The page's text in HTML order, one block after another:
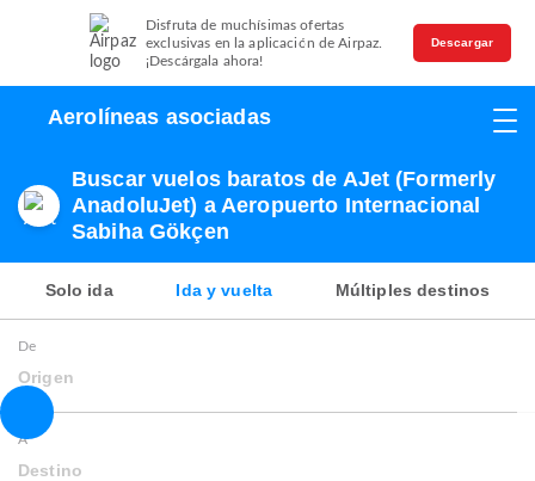
Disfruta de muchísimas ofertas
exclusivas en la aplicación de Airpaz.
¡Descárgala ahora!
Descargar
Aerolíneas asociadas
Buscar vuelos baratos de AJet (Formerly
AnadoluJet) a Aeropuerto Internacional
Sabiha Gökçen
Solo ida Ida y vuelta Múltiples destinos
De
Origen
A
Destino